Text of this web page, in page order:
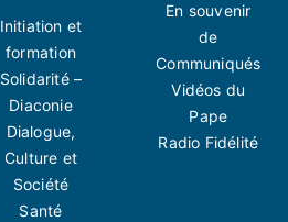
Initiation et
formation
Solidarité –
Diaconie
Dialogue,
Culture et
Société
Santé
En souvenir
de
Communiqués
Vidéos du
Pape
Radio Fidélité